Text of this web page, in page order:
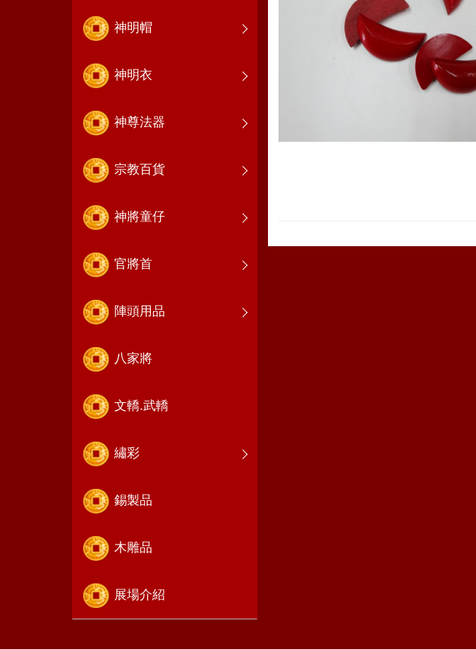
神明帽
神明衣
神尊法器
宗教百貨
神將童仔
官將首
陣頭用品
八家將
文轎.武轎
繡彩
錫製品
木雕品
展場介紹